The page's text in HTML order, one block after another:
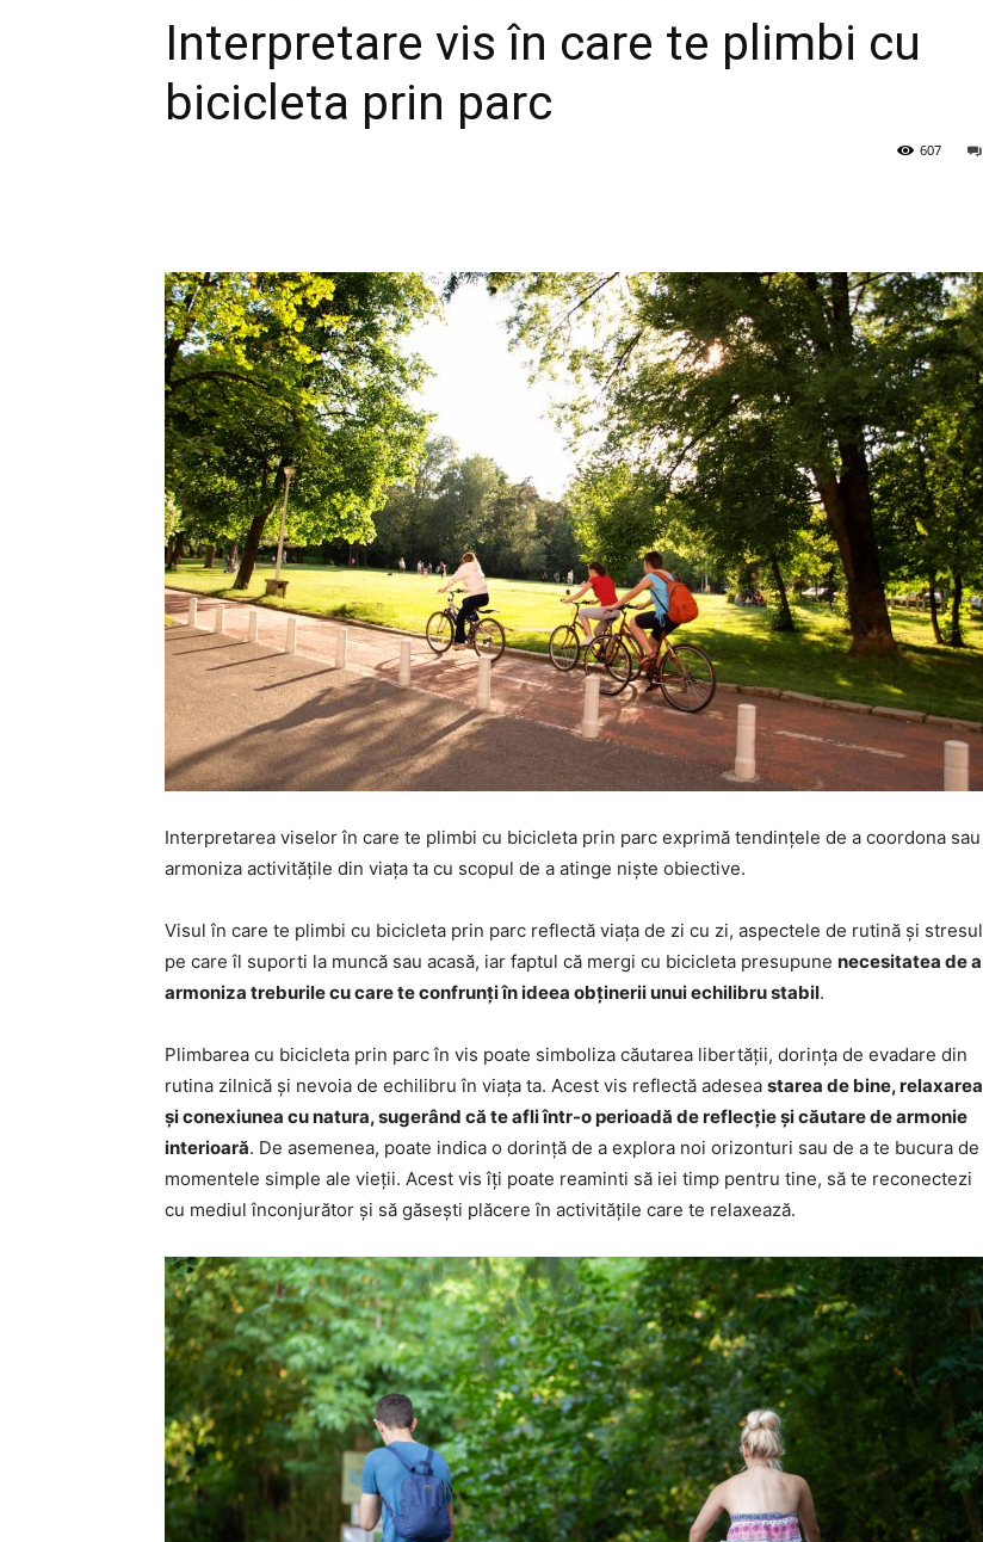
Interpretare vis în care te plimbi cu
bicicleta prin parc
607
Interpretarea viselor în care te plimbi cu bicicleta prin parc exprimă tendințele de a coordona sau
armoniza activitățile din viața ta cu scopul de a atinge niște obiective.
Visul în care te plimbi cu bicicleta prin parc reflectă viața de zi cu zi, aspectele de rutină și stresul
pe care îl suporti la muncă sau acasă, iar faptul că mergi cu bicicleta presupune necesitatea de a
armoniza treburile cu care te confrunți în ideea obținerii unui echilibru stabil.
Plimbarea cu bicicleta prin parc în vis poate simboliza căutarea libertății, dorința de evadare din
rutina zilnică și nevoia de echilibru în viața ta. Acest vis reflectă adesea starea de bine, relaxarea
și conexiunea cu natura, sugerând că te afli într-o perioadă de reflecție și căutare de armonie
interioară. De asemenea, poate indica o dorință de a explora noi orizonturi sau de a te bucura de
momentele simple ale vieții. Acest vis îți poate reaminti să iei timp pentru tine, să te reconectezi
cu mediul înconjurător și să găsești plăcere în activitățile care te relaxează.